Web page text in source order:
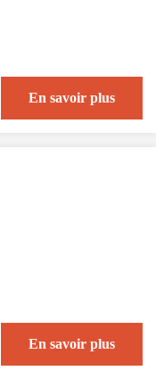
En savoir plus
En savoir plus